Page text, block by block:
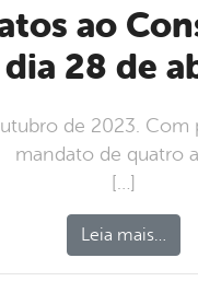
dia 28 de
de 2023.
mandato de quatro
[…]
Leia mais…